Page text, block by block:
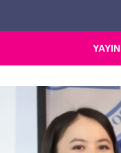
YAYIN